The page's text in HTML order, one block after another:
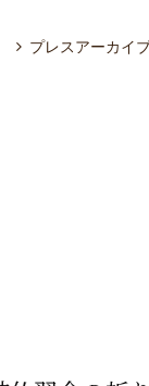
プレスアーカイ